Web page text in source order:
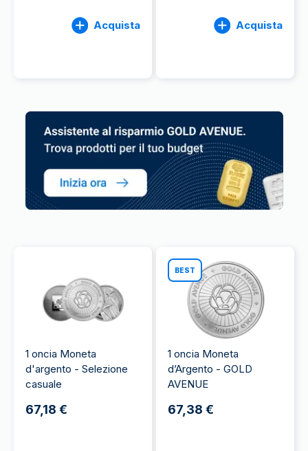
Acquista Acquista
1 oncia Moneta
d'argento - Selezione
casuale
67,18 €
BEST
1 oncia Moneta
d’Argento - GOLD
AVENUE
67,38 €